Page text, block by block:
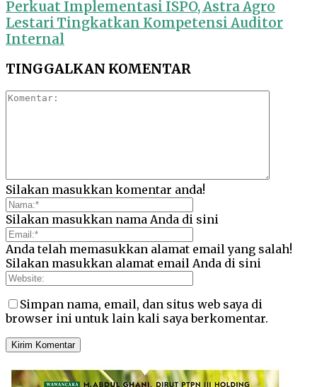
Perkuat Implementasi ISPO, Astra Agro
Lestari Tingkatkan Kompetensi Auditor
Internal
TINGGALKAN KOMENTAR
Silakan masukkan komentar anda!
Silakan masukkan nama Anda di sini
Anda telah memasukkan alamat email yang salah!
Silakan masukkan alamat email Anda di sini
Simpan nama, email, dan situs web saya di
browser ini untuk lain kali saya berkomentar.